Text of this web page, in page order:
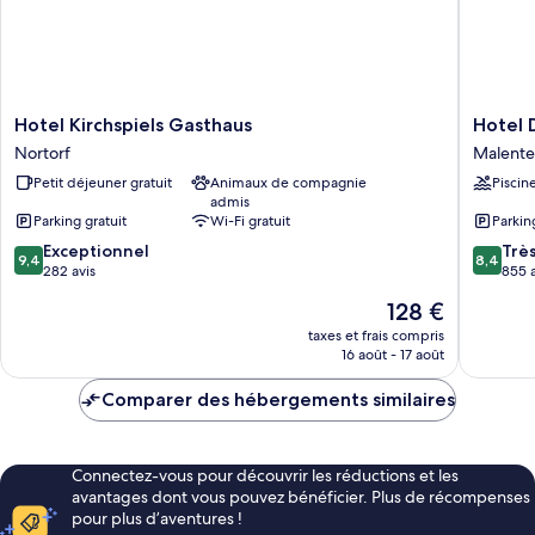
Hotel
Kirchspiels
Gasthaus
Nortorf
Hotel Kirchspiels Gasthaus
Nortorf
Petit déjeuner gratuit
Animaux de compagnie
admis
Parking gratuit
Wi-Fi gratuit
9.4
sur
9,4 Exceptionnel
282 avis
Le
nouveau
prix
de
128 €
taxes et frais compris
16 août - 17 août
Hotel
Dieksee
-
Ligula
Malente
Hotel
Malente
8.4
sur
8,4
855
Comparer des hébergements similaires
Connectez-vous pour découvrir les réductions et les
avantages dont vous pouvez bénéficier. Plus de récompenses
pour plus d’aventures !